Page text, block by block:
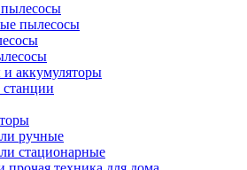
пылесосы
и аккумуляторы
ручные
стационарные